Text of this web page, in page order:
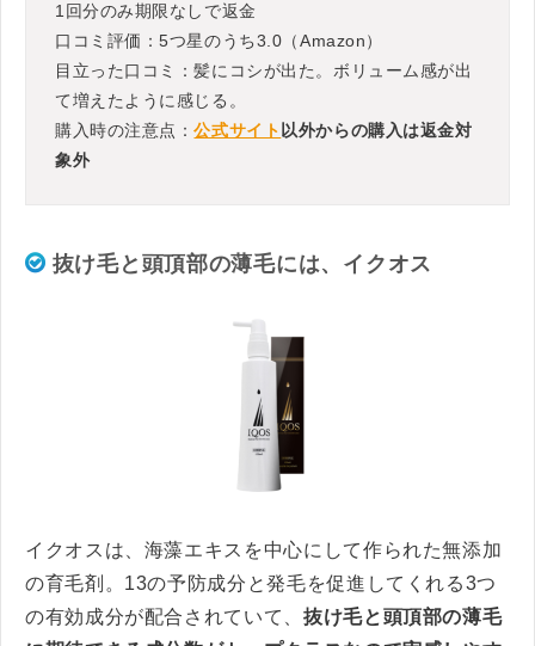
1回分のみ期限なしで返金
口コミ評価：5つ星のうち3.0（Amazon）
目立った口コミ：髪にコシが出た。ボリューム感が出
て増えたように感じる。
購入時の注意点：公式サイト以外からの購入は返金対
象外
抜け毛と頭頂部の薄毛には、イクオス
イクオスは、海藻エキスを中心にして作られた無添加
の育毛剤。13の予防成分と発毛を促進してくれる3つ
の有効成分が配合されていて、 抜け毛と頭頂部の薄毛